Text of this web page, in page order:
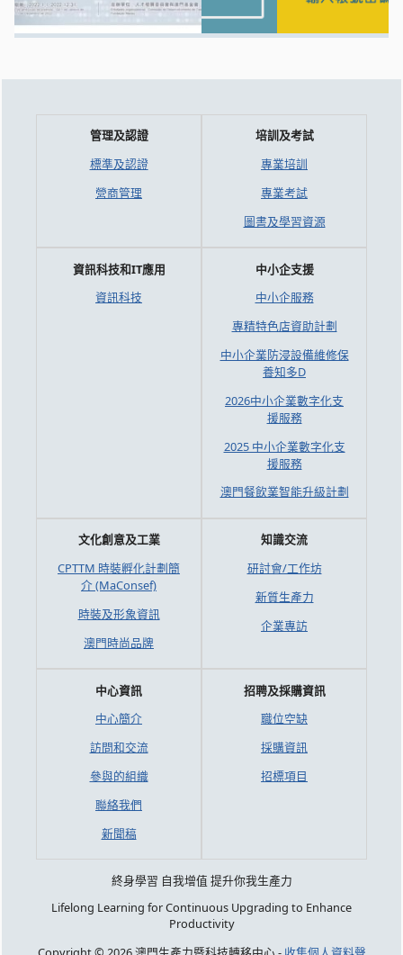
管理及認證
標準及認證
營商管理
培訓及考試
專業培訓
專業考試
圖書及學習資源
資訊科技和IT應用
資訊科技
中小企支援
中小企服務
專精特色店資助計劃
中小企業防浸設備維修保
養知多D
2026中小企業數字化支
援服務
2025 中小企業數字化支
援服務
澳門餐飲業智能升級計劃
文化創意及工業
CPTTM 時裝孵化計劃簡
介 (MaConsef)
時裝及形象資訊
澳門時尚品牌
知識交流
研討會/工作坊
新質生產力
企業專訪
中心資訊
中心簡介
訪問和交流
參與的組織
聯絡我們
新聞稿
招聘及採購資訊
職位空缺
採購資訊
招標項目
終身學習 自我增值 提升你我生產力
Lifelong Learning for Continuous Upgrading to Enhance
Productivity